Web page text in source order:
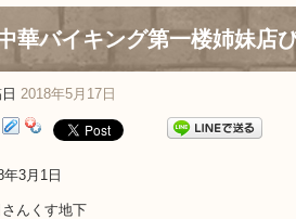
華バイキング第一楼姉妹店
2018年5月17日
年3月1日
さんくす地下